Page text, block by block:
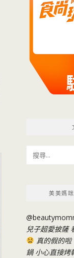
尋
美美媽
兒子超愛披薩
真的假的
鍋 小心直接烤